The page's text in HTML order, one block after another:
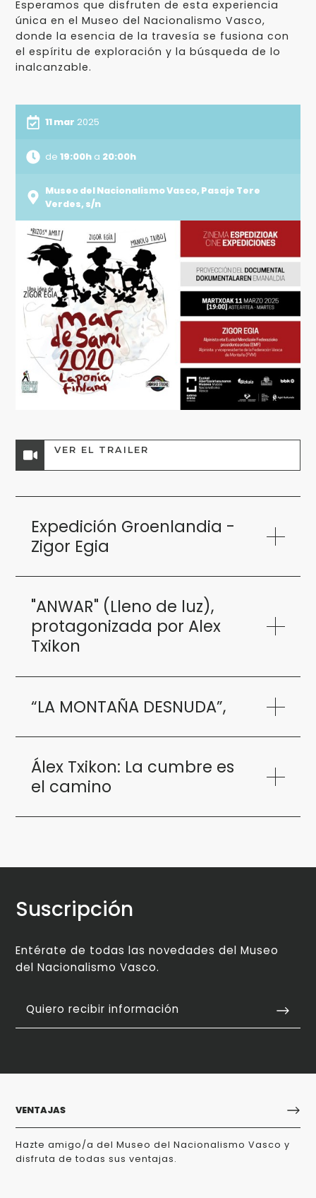
Esperamos que disfruten de esta experiencia
única en el Museo del Nacionalismo Vasco,
donde la esencia de la travesía se fusiona con
el espíritu de exploración y la búsqueda de lo
inalcanzable.
11 mar 2025
de 19:00ha 20:00h
Museo del Nacionalismo Vasco, Pasaje Tere
Verdes, s/n
VER EL TRAILER
Expedición Groenlandia -
Zigor Egia
"ANWAR" (Lleno de luz),
protagonizada por Alex
Txikon
“LA MONTAÑA DESNUDA”,
Álex Txikon: La cumbre es
el camino
Suscripción
Entérate de todas las novedades del Museo
del Nacionalismo Vasco.
Quiero recibir información
VENTAJAS
Hazte amigo/a del Museo del Nacionalismo Vasco y
disfruta de todas sus ventajas.